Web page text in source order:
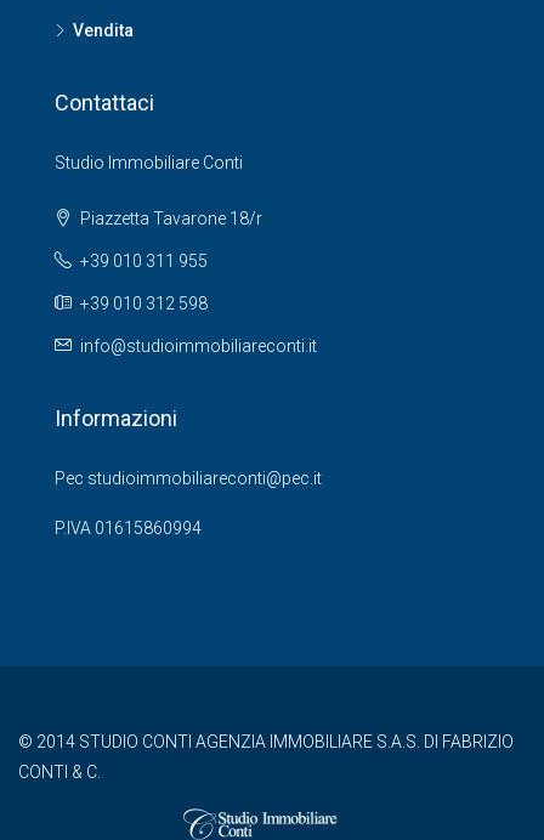
Vendita
Contattaci
Studio Immobiliare Conti
Piazzetta Tavarone 18/r
+39 010 311 955
+39 010 312 598
info@studioimmobiliareconti.it
Informazioni
Pec studioimmobiliareconti@pec.it
P.IVA 01615860994
© 2014 STUDIO CONTI AGENZIA IMMOBILIARE S.A.S. DI FABRIZIO
CONTI & C.